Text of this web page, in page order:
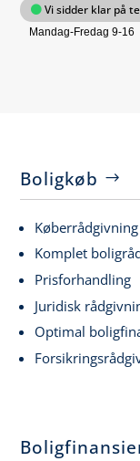
Vi sidder klar på
Mandag-Fredag 9-16
Boligkøb
Komplet
Prisforhandling
Juridisk
Optimal